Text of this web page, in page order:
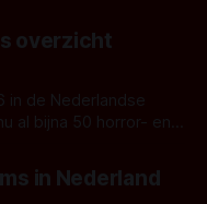
overzicht
in de Nederlandse
al bijna 50 horror- en
in Nederland